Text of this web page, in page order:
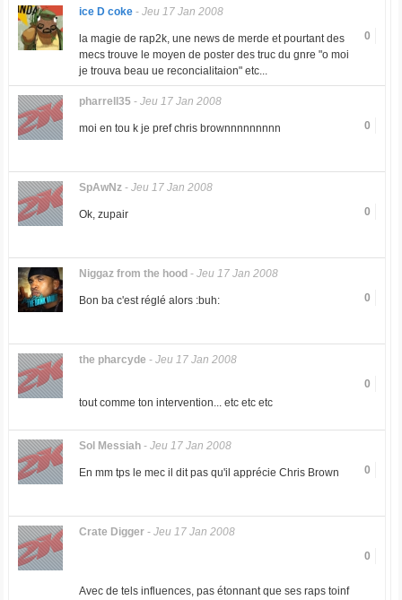
ice D coke- Jeu 17 Jan 2008
0
la magie de rap2k, une news de merde et pourtant des
mecs trouve le moyen de poster des truc du gnre "o moi
je trouva beau ue reconcialitaion" etc...
pharrell35- Jeu 17 Jan 2008
0
moi en tou k je pref chris brownnnnnnnnn
SpAwNz- Jeu 17 Jan 2008
0
Ok, zupair
Niggaz from the hood - Jeu 17 Jan 2008
0
Bon ba c'est réglé alors :buh:
the pharcyde - Jeu 17 Jan 2008
0
tout comme ton intervention... etc etc etc
Sol Messiah- Jeu 17 Jan 2008
0
En mm tps le mec il dit pas qu'il apprécie Chris Brown
Crate Digger- Jeu 17 Jan 2008
0
Avec de tels influences, pas étonnant que ses raps toinf